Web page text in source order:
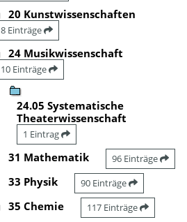
20 Kunstwissenschaften
8 Einträge
24 Musikwissenschaft
10 Einträge
24.05 Systematische
Theaterwissenschaft
1 Eintrag
31 Mathematik 96 Einträge
33 Physik 90 Einträge
35 Chemie 117 Einträge